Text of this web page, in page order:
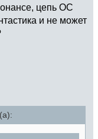
цепь ОС
и не может